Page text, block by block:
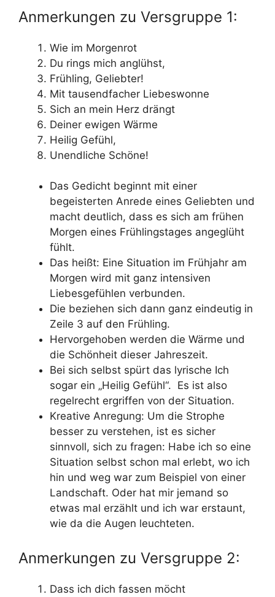
Anmerkungen zu Versgruppe 1:
Wie im Morgenrot
Du rings mich anglühst,
Frühling, Geliebter!
Mit tausendfacher Liebeswonne
Sich an mein Herz drängt
Deiner ewigen Wärme
Heilig Gefühl,
Unendliche Schöne!
Das Gedicht beginnt mit einer
begeisterten Anrede eines Geliebten und
macht deutlich, dass es sich am frühen
Morgen eines Frühlingstages angeglüht
fühlt.
Das heißt: Eine Situation im Frühjahr am
Morgen wird mit ganz intensiven
Liebesgefühlen verbunden.
Die beziehen sich dann ganz eindeutig in
Zeile 3 auf den Frühling.
Hervorgehoben werden die Wärme und
die Schönheit dieser Jahreszeit.
Bei sich selbst spürt das lyrische Ich
sogar ein „Heilig Gefühl“. Es ist also
regelrecht ergriffen von der Situation.
Kreative Anregung: Um die Strophe
besser zu verstehen, ist es sicher
sinnvoll, sich zu fragen: Habe ich so eine
Situation selbst schon mal erlebt, wo ich
hin und weg war zum Beispiel von einer
Landschaft. Oder hat mir jemand so
etwas mal erzählt und ich war erstaunt,
wie da die Augen leuchteten.
Anmerkungen zu Versgruppe 2:
Dass ich dich fassen möcht